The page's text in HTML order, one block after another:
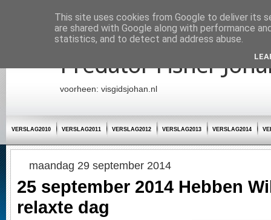
Startpagina
Predator Fisher
voorheen: visgidsjohan.nl
VERSLAG2010 VERSLAG2011 VERSLAG2012 VERSLAG2013 VERSLAG2014
maandag 29 september 2014
25 september 2014 Hebben
relaxte dag
This site uses cookies from Google to deliver its
are shared with Google along with performance
statistics, and to detect and address abuse.